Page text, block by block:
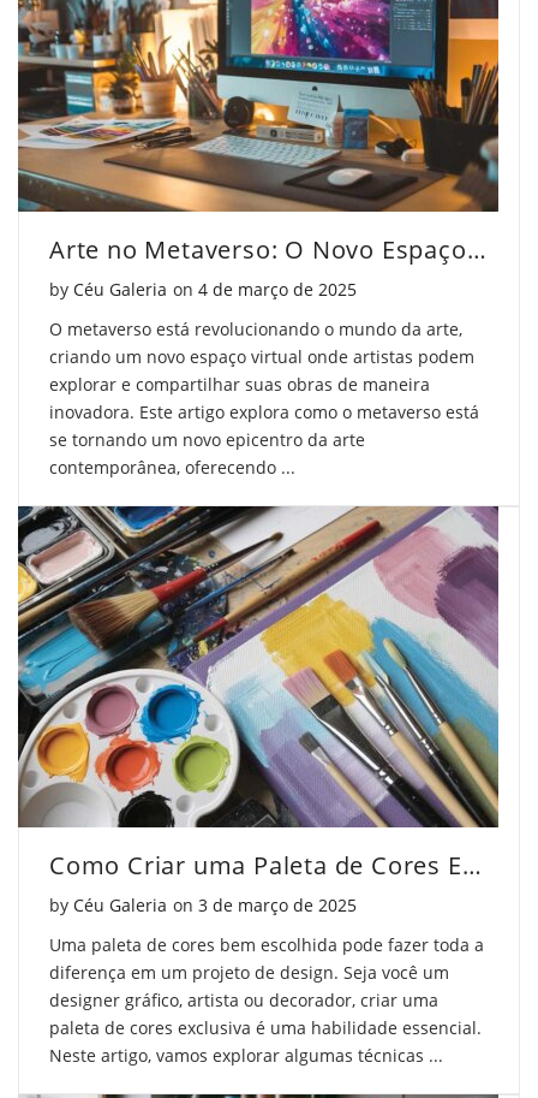
da
Arte"
on
Facebook
Mundo
da
Arte"
on
Twitter
da
Arte"
on
Pinterest
Arte no Metaverso: O Novo Espaço Criativo
by Céu Galeria on Posted on
4 de março de 2025
O metaverso está revolucionando o mundo da arte,
criando um novo espaço virtual onde artistas podem
explorar e compartilhar suas obras de maneira
inovadora. Este artigo explora como o metaverso está
se tornando um novo epicentro da arte
contemporânea, oferecendo ...
Como Criar uma Paleta de Cores Exclusiva
by Céu Galeria on Posted on
3 de março de 2025
Uma paleta de cores bem escolhida pode fazer toda a
diferença em um projeto de design. Seja você um
designer gráfico, artista ou decorador, criar uma
paleta de cores exclusiva é uma habilidade essencial.
Neste artigo, vamos explorar algumas técnicas ...